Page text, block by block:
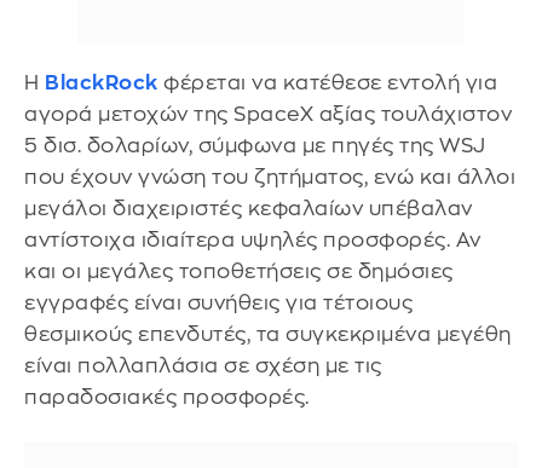
Η BlackRock φέρεται να κατέθεσε εντολή για
αγορά μετοχών της SpaceX αξίας τουλάχιστον
5 δισ. δολαρίων, σύμφωνα με πηγές της WSJ
που έχουν γνώση του ζητήματος, ενώ και άλλοι
μεγάλοι διαχειριστές κεφαλαίων υπέβαλαν
αντίστοιχα ιδιαίτερα υψηλές προσφορές. Αν
και οι μεγάλες τοποθετήσεις σε δημόσιες
εγγραφές είναι συνήθεις για τέτοιους
θεσμικούς επενδυτές, τα συγκεκριμένα μεγέθη
είναι πολλαπλάσια σε σχέση με τις
παραδοσιακές προσφορές.